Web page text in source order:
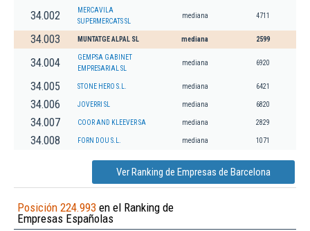
34.002
MERCAVILA
SUPERMERCATS SL
mediana 4711
34.003 MUNTATGE ALPAL SL mediana 2599
34.004
GEMPSA GABINET
EMPRESARIAL SL
mediana 6920
34.005 STONE HERO S.L. mediana 6421
34.006 JOVERRI SL mediana 6820
34.007 COOR AND KLEEVER SA mediana 2829
34.008 FORN DOU S.L. mediana 1071
Ver Ranking de Empresas de Barcelona
Posición 224.993 en el Ranking de
Empresas Españolas